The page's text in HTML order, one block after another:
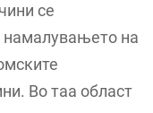
се
намалувањето на
Во таа област